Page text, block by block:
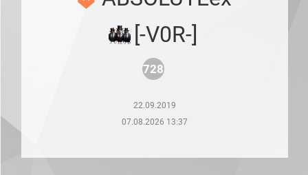
последние
сессии)
[-V0R-]
728
22.09.2019
07.08.2026 13:37